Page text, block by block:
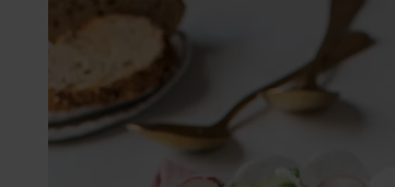
Päta
Vyskakovací bočný panel